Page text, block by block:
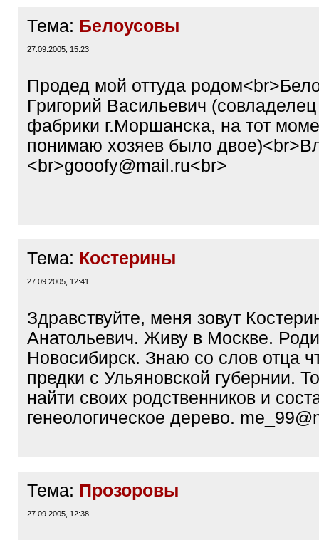
Тема: Белоусовы
27.09.2005, 15:23
Продед мой оттуда
Григорий Васильевич
фабрики г.Моршанска, на тот
понимаю хозяев было
<br>gooofy@mail.ru<br>
Тема: Костерины
27.09.2005, 12:41
Здравствуйте, меня зовут
Анатольевич. Живу в Москве.
Новосибирск. Знаю со слов отца
предки с Ульяновской губернии.
найти своих родственников и
генеологическое дерево.
Тема: Прозоровы
27.09.2005, 12:38